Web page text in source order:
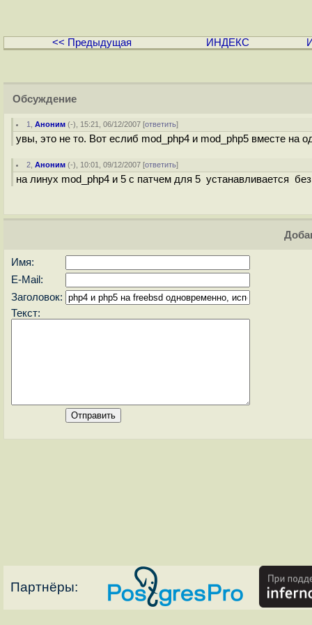
<< Предыдущая ИНДЕКС
Обсуждение
1 ,Аноним (-), 15:21, 06/12/2007 [ответить]
увы, это не то. Вот еслиб mod_php4 и mod_php5 вместе на
2 ,Аноним (-), 10:01, 09/12/2007 [ответить]
на линух mod_php4 и 5 с патчем для 5 устанавливается
Имя:
E-Mail:
Заголовок:
Текст:
Партнёры: